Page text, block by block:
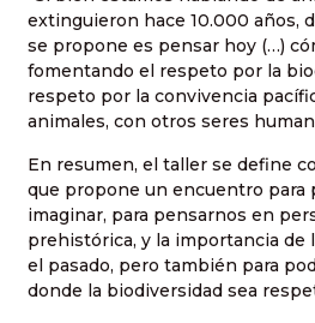
extinguieron hace 10.000 años,
se propone es pensar hoy (…)
fomentando el respeto por la
respeto por la convivencia
animales, con otros seres
En resumen, el taller se define
que propone un encuentro para
imaginar, para pensarnos en
prehistórica, y la importancia de
el pasado, pero también para
donde la biodiversidad sea